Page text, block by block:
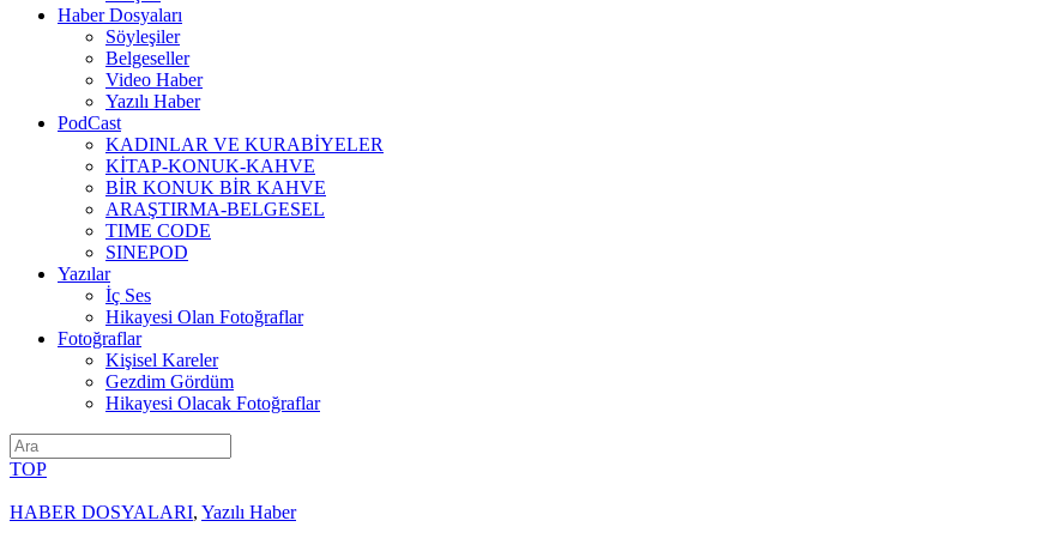
Haber Dosyaları
Söyleşiler
Belgeseller
Video Haber
Yazılı Haber
PodCast
KADINLAR VE KURABİYELER
KİTAP-KONUK-KAHVE
BİR KONUK BİR KAHVE
ARAŞTIRMA-BELGESEL
TIME CODE
SINEPOD
Yazılar
İç Ses
Hikayesi Olan Fotoğraflar
Fotoğraflar
Kişisel Kareler
Gezdim Gördüm
Hikayesi Olacak Fotoğraflar
TOP
HABER DOSYALARI, Yazılı Haber